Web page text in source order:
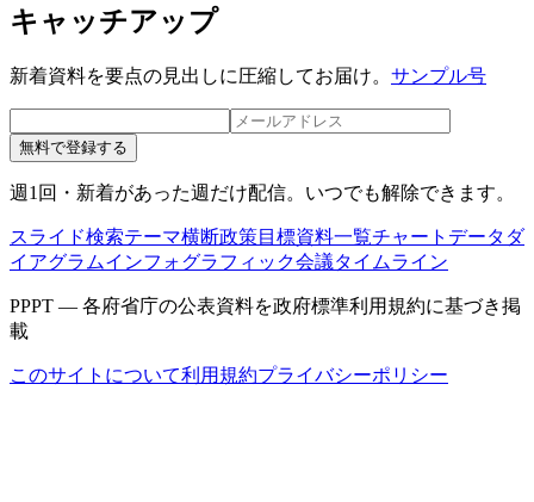
キャッチアップ
新着資料を要点の見出しに圧縮してお届け。 サンプル号
無料で登録する
週1回・新着があった週だけ配信。いつでも解除できます。
スライド検索テーマ横断政策目標資料一覧チャートデータ ダ
イアグラムインフォグラフィック会議タイムライン
PPPT — 各府省庁の公表資料を政府標準利用規約に基づき掲
載
このサイトについて利用規約プライバシーポリシー